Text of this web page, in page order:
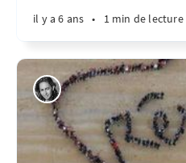
il y a 6 ans • 1 min de lecture